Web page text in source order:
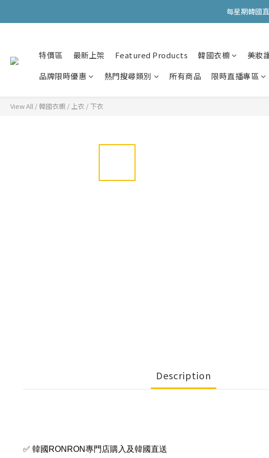
會員購物滿HKD599寄送 順豐
每星期韓國
會員購物滿HKD599寄送 順豐
特價區 最新上架 Featured Products 韓國衣櫥 美妝
品牌限時優惠
熱門搜尋類別 所有商品 限時直播專區
View All /韓國衣櫥 /上衣 / 下衣
Description
✅ 韓國RONRON專門店購入及韓國直送